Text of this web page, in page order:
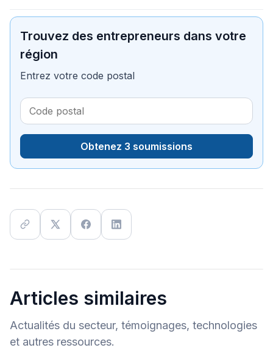
Trouvez des entrepreneurs dans votre
région
Entrez votre code postal
Obtenez 3 soumissions
Articles similaires
Actualités du secteur, témoignages, technologies
et autres ressources.